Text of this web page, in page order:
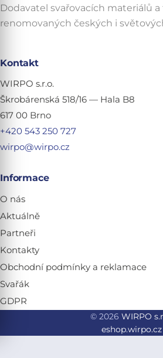
Dodavatel svařovacích materiálů
renomovaných českých i
Kontakt
WIRPO s.r.o.
Škrobárenská 518/16 — Hala B8
617 00 Brno
+420 543 250 727
wirpo@wirpo.cz
Informace
O nás
Aktuálně
Partneři
Kontakty
Obchodní podmínky a reklamace
Svařák
GDPR
© 2026 WIRPO
eshop.wirpo.cz